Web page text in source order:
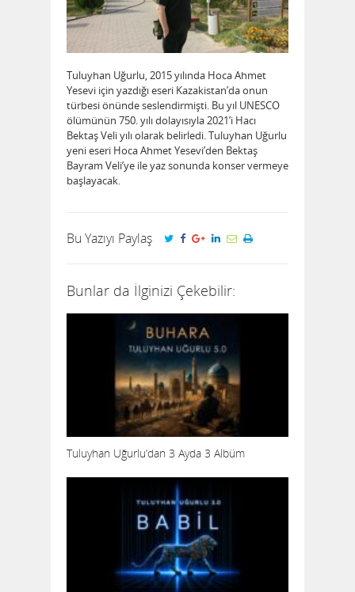
Tuluyhan Uğurlu, 2015 yılında Hoca Ahmet
Yesevi için yazdığı eseri Kazakistan’da onun
türbesi önünde seslendirmişti. Bu yıl UNESCO
ölümünün 750. yılı dolayısıyla 2021’i Hacı
Bektaş Veli yılı olarak belirledi. Tuluyhan Uğurlu
yeni eseri Hoca Ahmet Yesevi’den Bektaş
Bayram Veli’ye ile yaz sonunda konser vermeye
başlayacak.
Bu Yazıyı Paylaş
Bunlar da İlginizi Çekebilir:
Tuluyhan Uğurlu’dan 3 Ayda 3 Albüm